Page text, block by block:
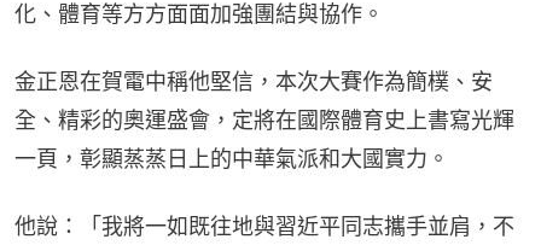
化、體育等方方面面加強團結與協作。
金正恩在賀電中稱他堅信，本次大賽作為簡樸、安
全、精彩的奧運盛會，定將在國際體育史上書寫光輝
一頁，彰顯蒸蒸日上的中華氣派和大國實力。
他說：「我將一如既往地與習近平同志攜手並肩，不